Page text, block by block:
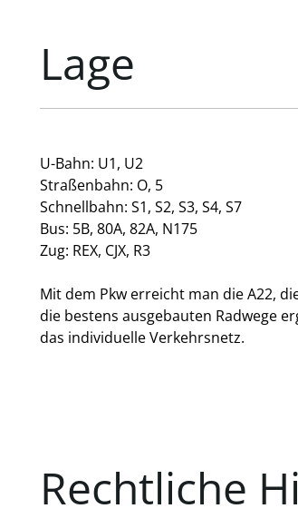
Lage
U-Bahn: U1, U2
Straßenbahn: O, 5
Schnellbahn: S1, S2, S3, S4, S7
Bus: 5B, 80A, 82A, N175
Zug: REX, CJX, R3
Mit dem Pkw erreicht man die A22,
die bestens ausgebauten Radwege
das individuelle Verkehrsnetz.
Rechtliche